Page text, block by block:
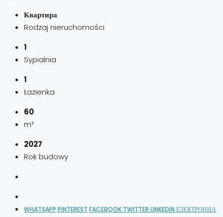
Квартира
Rodzaj nieruchomości
1
Sypialnia
1
Łazienka
60
m²
2027
Rok budowy
WHATSAPP PINTEREST FACEBOOK TWITTER LINKEDIN ЕЛЕКТРОННА